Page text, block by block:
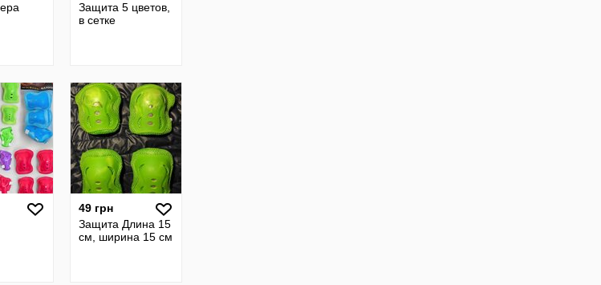
Защита 5 цветов,
в сетке
49 грн
Защита Длина 15
см, ширина 15 см